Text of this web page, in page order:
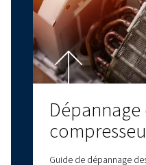
Huile
d’air :
fiabilité